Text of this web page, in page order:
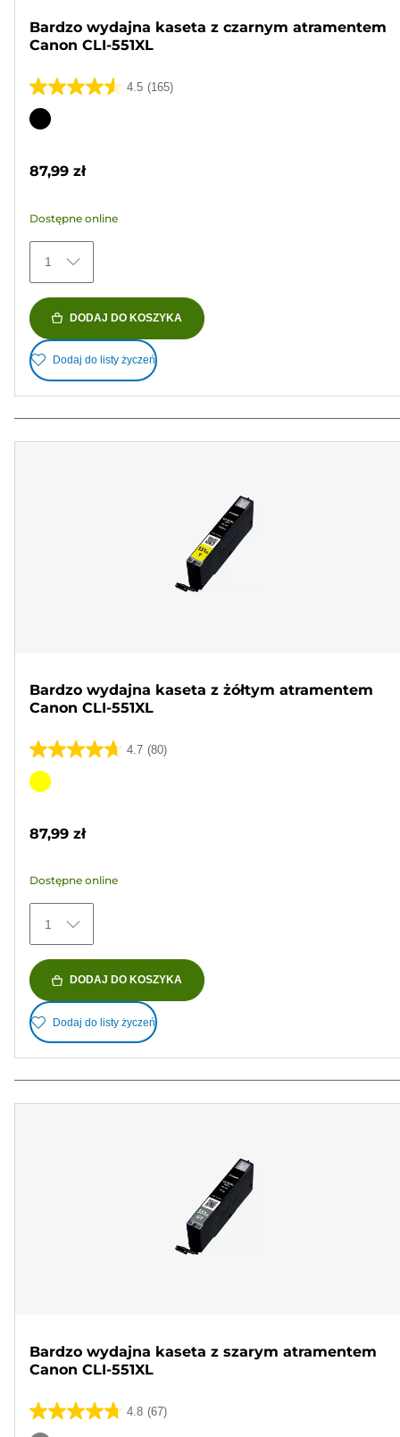
Bardzo wydajna kaseta z czarnym atramentem
Canon CLI-551XL
4.5 (165)
4.5
na
165
Wkład
87,99 zł
Dostępne online
1
DODAJ DO KOSZYKA
Dodaj do listy życzeń
Bardzo wydajna kaseta z żółtym atramentem
Canon CLI-551XL
4.7 (80)
4.7
na
80
Wkład
87,99 zł
Dostępne online
1
DODAJ DO KOSZYKA
Dodaj do listy życzeń
Bardzo wydajna kaseta z szarym atramentem
Canon CLI-551XL
4.8 (67)
4.8